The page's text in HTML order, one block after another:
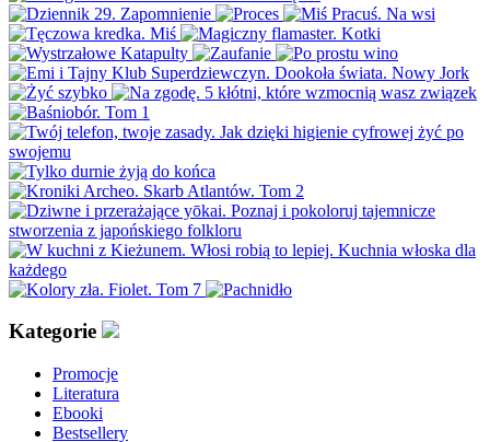
Kategorie
Promocje
Literatura
Ebooki
Bestsellery